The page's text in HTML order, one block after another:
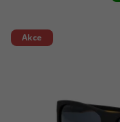
Akce